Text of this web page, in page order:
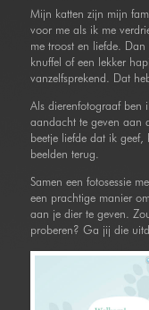
Mijn katten zijn mijn
voor me als ik me
me troost en liefde. Dan
knuffel of een lekker
vanzelfsprekend. Dat
Als dierenfotograaf ben
aandacht te geven aan
beetje liefde dat ik
beelden terug.
Samen een fotosessie
een prachtige manier
aan je dier te geven.
proberen? Ga jij die